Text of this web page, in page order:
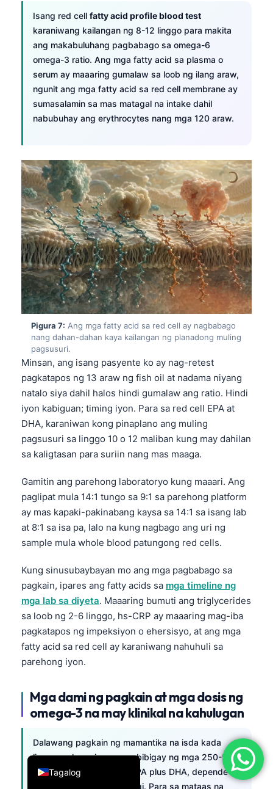
Isang red cell fatty acid profile blood test
karaniwang kailangan ng 8-12 linggo para makita
ang makabuluhang pagbabago sa omega-6
omega-3 ratio. Ang mga fatty acid sa plasma o
serum ay maaaring gumalaw sa loob ng ilang araw,
ngunit ang mga fatty acid sa red cell membrane ay
sumasalamin sa mas matagal na intake dahil
nabubuhay ang erythrocytes nang mga 120 araw.
Pigura 7: Ang mga fatty acid sa red cell ay nagbabago
nang dahan-dahan kaya kailangan ng planadong muling
pagsusuri.
Minsan, ang isang pasyente ko ay nag-retest
pagkatapos ng 13 araw ng fish oil at nadama niyang
natalo siya dahil halos hindi gumalaw ang ratio. Hindi
iyon kabiguan; timing iyon. Para sa red cell EPA at
DHA, karaniwan kong pinaplano ang muling
pagsusuri sa linggo 10 o 12 maliban kung may dahilan
sa kaligtasan para suriin nang mas maaga.
Gamitin ang parehong laboratoryo kung maaari. Ang
paglipat mula 14:1 tungo sa 9:1 sa parehong platform
ay mas kapaki-pakinabang kaysa sa 14:1 sa isang lab
at 8:1 sa isa pa, lalo na kung nagbago ang uri ng
sample mula whole blood patungong red cells.
Kung sinusubaybayan mo ang mga pagbabago sa
pagkain, ipares ang fatty acids sa mga timeline ng
mga lab sa diyeta. Maaaring bumuti ang triglycerides
sa loob ng 2-6 linggo, hs-CRP ay maaaring mag-iba
pagkatapos ng impeksiyon o ehersisyo, at ang mga
fatty acid sa red cell ay karaniwang nahuhuli sa
parehong iyon.
Mga dami ng pagkain at mga dosis ng
omega-3 na may klinikal na kahulugan
Dalawang pagkain ng mamantika na isda kada
linggo ay karaniwang nagbibigay ng mga 250-500
mg/araw na average na EPA plus DHA, depende sa
uri ng isda at laki ng bahagi. Para sa mataas na
Tagalog
English
العربية
Français
Italiano
Español
Português
Ελληνικά
Türkçe
简体中文
فارسی
Български
Nederlands
हिन्दी
Bahasa Indonesia
Հայերեն
Íslenska
Српски језик
Svenska
Bosanski
Azərbaycan dili
Eesti
日本語
Čeština
ქართული
Русский
Lietuvių kalba
Slovenščina
Magyar
Shqip
বাংলা
اردو